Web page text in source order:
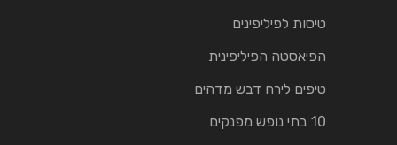
טיסות לפיליפינים
הפיאסטה הפיליפינית
טיפים לירח דבש מדהים
10 בתי נופש מפנקים